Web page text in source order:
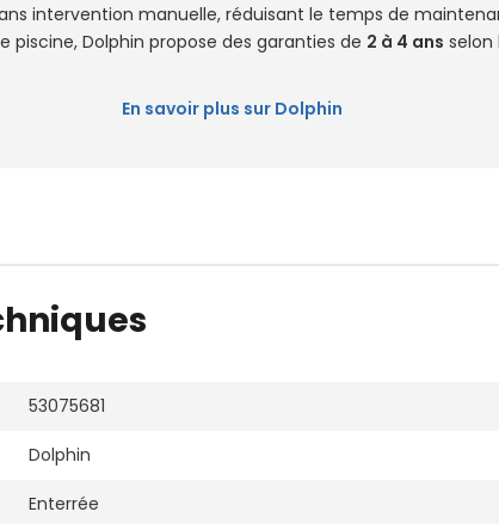
intervention manuelle, réduisant le temps de
piscine, Dolphin propose des garanties de 2 à 4 ans selon
En savoir plus sur Dolphin
53075681
Dolphin
Enterrée